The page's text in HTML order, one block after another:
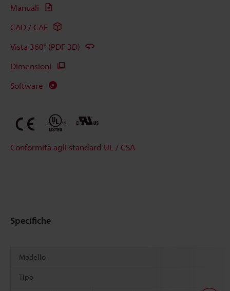
Manuali
CAD / CAE
Vista 360° (PDF 3D)
Dimensioni
Software
Conformità agli standard UL / CSA
Specifiche
Modello
Tipo